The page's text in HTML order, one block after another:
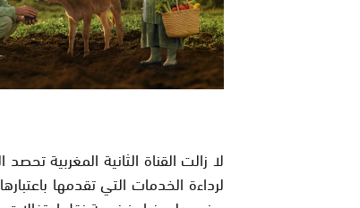
لا زالت القناة الثانية المغربية
لرداءة الخدمات التي تقدمها